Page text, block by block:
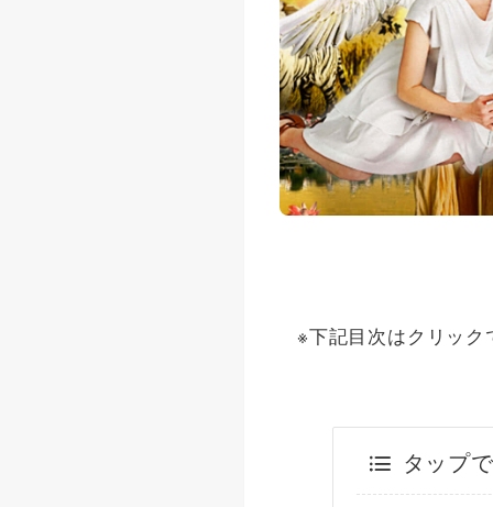
※下記目次はクリッ
タップ